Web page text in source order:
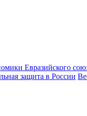
Евразийского
защита в России